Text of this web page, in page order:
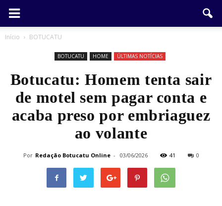
Início BOTUCATU
BOTUCATU HOME ÚLTIMAS NOTÍCIAS
Botucatu: Homem tenta sair
de motel sem pagar conta e
acaba preso por embriaguez
ao volante
Por Redação Botucatu Online - 03/06/2026 41 0